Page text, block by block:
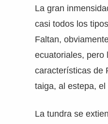
La gran
casi todos los
Faltan,
ecuatoriales, pero
características de
taiga, al estepa,
La tundra se